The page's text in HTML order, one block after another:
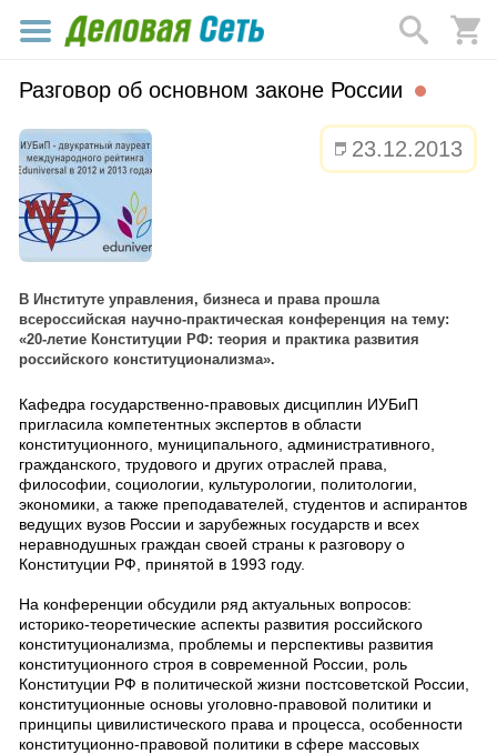
Разговор об основном законе России
23.12.2013
В Институте управления, бизнеса и права прошла
всероссийская научно-практическая конференция на тему:
«20-летие Конституции РФ: теория и практика развития
российского конституционализма».
Кафедра государственно-правовых дисциплин ИУБиП
пригласила компетентных экспертов в области
конституционного, муниципального, административного,
гражданского, трудового и других отраслей права,
философии, социологии, культурологии, политологии,
экономики, а также преподавателей, студентов и аспирантов
ведущих вузов России и зарубежных государств и всех
неравнодушных граждан своей страны к разговору о
Конституции РФ, принятой в 1993 году.
На конференции обсудили ряд актуальных вопросов:
историко-теоретические аспекты развития российского
конституционализма, проблемы и перспективы развития
конституционного строя в современной России, роль
Конституции РФ в политической жизни постсоветской России,
конституционные основы уголовно-правовой политики и
принципы цивилистического права и процесса, особенности
конституционно-правовой политики в сфере массовых